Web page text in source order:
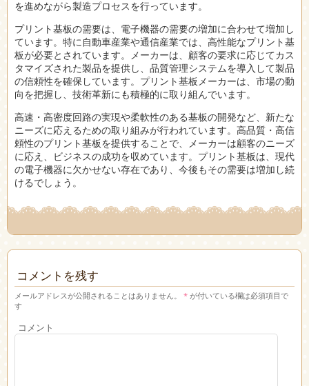
を進めながら製造プロセスを行っています。
プリント基板の需要は、電子機器の需要の増加に合わせて増加し
ています。特に自動車産業や通信産業では、高性能なプリント基
板が必要とされています。メーカーは、顧客の要求に応じてカス
タマイズされた製品を提供し、品質管理システムを導入して製品
の信頼性を確保しています。プリント基板メーカーは、市場の動
向を把握し、技術革新にも積極的に取り組んでいます。
高速・高密度回路の実現や柔軟性のある基板の開発など、新たな
ニーズに応えるための取り組みが行われています。高品質・高信
頼性のプリント基板を提供することで、メーカーは顧客のニーズ
に応え、ビジネスの成功を収めています。プリント基板は、現代
の電子機器に欠かせない存在であり、今後もその需要は増加し続
けるでしょう。
コメントを残す
メールアドレスが公開されることはありません。 * が付いている欄は必須項目で
す
コメント